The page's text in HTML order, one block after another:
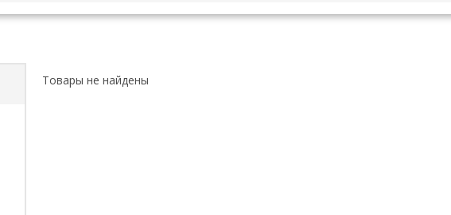
Товары не найдены